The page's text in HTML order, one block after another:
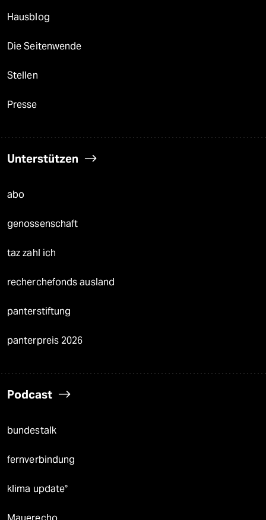
Hausblog
Die Seitenwende
Stellen
Presse
Unterstützen
abo
genossenschaft
taz zahl ich
recherchefonds ausland
panterstiftung
panterpreis 2026
Podcast
bundestalk
fernverbindung
klima update°